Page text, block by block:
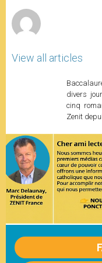
View all articles
divers
cinq
Zenit